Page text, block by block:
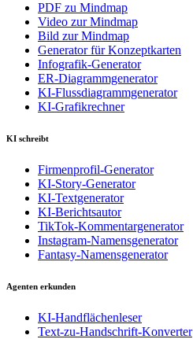
PDF zu Mindmap
Video zur Mindmap
Bild zur Mindmap
Generator für Konzeptkarten
Infografik-Generator
ER-Diagrammgenerator
KI-Flussdiagrammgenerator
KI-Grafikrechner
KI schreibt
Firmenprofil-Generator
KI-Story-Generator
KI-Textgenerator
KI-Berichtsautor
TikTok-Kommentargenerator
Instagram-Namensgenerator
Fantasy-Namensgenerator
Agenten erkunden
KI-Handflächenleser
Text-zu-Handschrift-Konverter